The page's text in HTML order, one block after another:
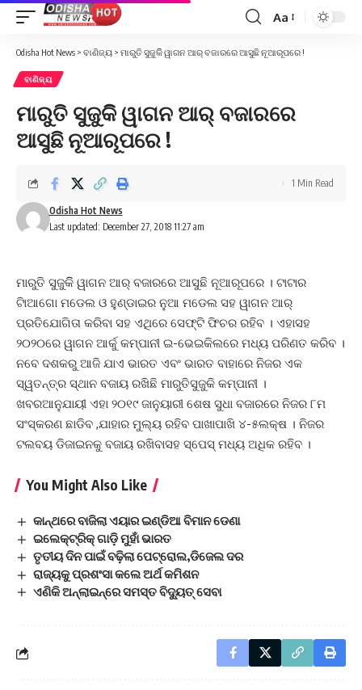
Font
Resizer
Aa
Odisha Hot News > ବାଣିଜ୍ୟ > ମାରୁତି ସୁଜୁକିି ୱାଗନ ଆର୍ ବଜାରରେ ଆସୁଛି ନୂଆରୂପରେ !
ବାଣିଜ୍ୟ
ମାରୁତି ସୁଜୁକିି ୱାଗନ ଆର୍ ବଜାରରେ
ଆସୁଛି ନୂଆରୂପରେ !
Last updated: December 27, 2018 11:27 am
Odisha Hot News
1 Min Read
ମାରୁତି ସୁଜୁକିି ୱାଗନ ଆର୍ ବଜାରରେ ଆସୁଛି ନୂଆରୂପରେ । ଟାଟାର
ଟିାଆଗୋ ମଡେଲ ଓ ହୁଣ୍ଡାଇର ନୁଆ ମଡେଲ ସହ ୱାଗନ ଆର୍
ପ୍ରତିଯୋଗିତା କରିବା ସହ ଏଥିରେ ସେଫ୍ଟି ଫିଚର ରହିବ । ଏହାସହ
୨୦୨୦ରେ ୱାଗନ ଆର୍କୁ କମ୍ପାନୀ ଇ-ଭେଇକିଲରେ ମଧ୍ୟ ପରିଣତ କରିବ ।
ନବେ ଦଶକରୁ ଆଜି ଯାଏ ଭାରତ ଏବଂ ଭାରତ ବାହାରେ ନିଜର ଏକ
ସ୍ୱତନ୍ତ୍ର ସ୍ଥାନ ବଜାୟ ରଖିଛି ମାରୁତିସୁଜୁକି କମ୍ପାନୀ ।
ଖବରଆନୁଯାୟୀ ଏହା ୨୦୧୯ ଜାନୁୟାରୀ ଶେଷ ସୁଧା ବଜାରରେ ନିଜର ୮ମ
ସଂସ୍କରଣ ଛାଡିବ ,ଯାହାର ମୁଲ୍ୟ ରହିବ ପାଖାପାଖି ୪-୫ଲକ୍ଷ । ନିଜର
ଟଲବୟ ଡିଜାଇନକୁ ବଜାୟ ରଖିବାସହ ସ୍ପେସ୍ ମଧ୍ୟ ଅଧିକ ରହିବ ।
You Might Also Like
କାନ୍ଥରେ ବାଜିଲା ଏୟାର ଇଣ୍ଡିଆ ବିମାନ ଡେଣା
ଇଲେକ୍ଟ୍ରିକ୍ ଗାଡ଼ି ମୁହାଁ ଭାରତ
ତୃତୀୟ ଦିନ ପାଇଁ ବଢ଼ିଲା ପେଟ୍ରୋଲ,ଡିଜେଲ ଦର
ରାଜ୍ୟକୁ ପ୍ରଶଂସା କଲେ ଅର୍ଥ କମିଶନ
ଏଣିକି ଅନ୍‌ଲାଇନ୍‌ରେ ସମସ୍ତ ବିଦ୍ୟୁତ୍‌ ସେବା